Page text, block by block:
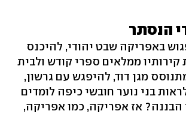
הנסתר
באפריקה שבט יהודי, להיכנס
ממלאים ספרי קודש ולבית
מגן דוד, להיפגש עם גרשון,
בני נוער חובשי כיפה לומדים
אז אפריקה, כמו אפריקה,